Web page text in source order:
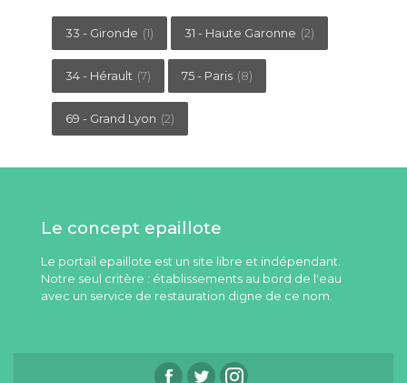
33 - Gironde (1) 31 - Haute Garonne (2)
34 - Hérault (7) 75 - Paris (8)
69 - Grand Lyon (2)
Le concept epaillote
Le portail epaillote est un site libre et indépendant.
Notre seul critère : établissements au bord de l'eau
avec un service de restauration digne de ce nom.